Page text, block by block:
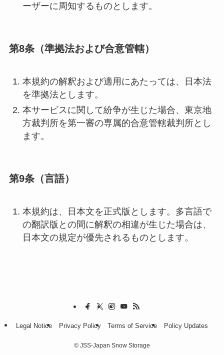
ーザーに周知するものとします。
第8条（準拠法および合意管轄）
本規約の解釈および適用にあたっては、日本法
を準拠法とします。
本サービスに関して紛争が生じた場合、東京地
方裁判所を第一審の専属的合意管轄裁判所とし
ます。
第9条（言語）
本規約は、日本文を正式版とします。多言語で
の翻訳版との間に解釈の相違が生じた場合は、
日本文の規定が優先されるものとします。
Legal Notice Privacy Policy Terms of Service Policy Updates
© JSS-Japan Snow Storage